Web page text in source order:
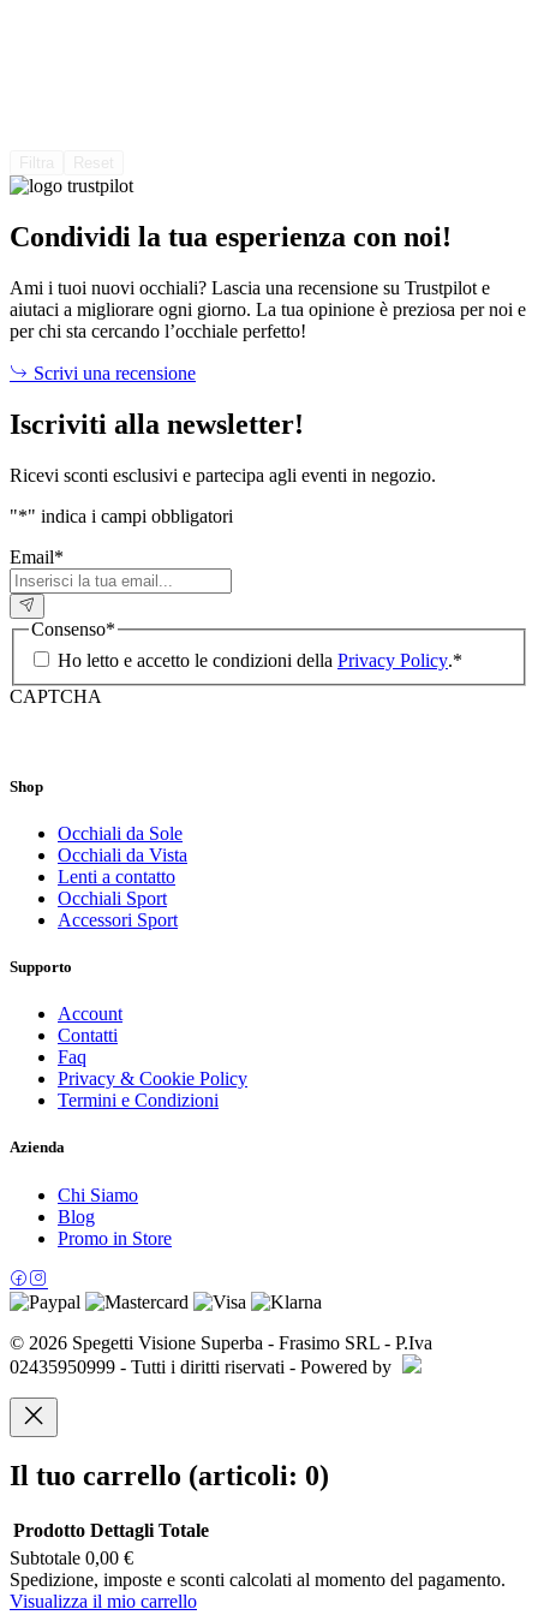
Condividi la tua esperienza con noi!
Ami i tuoi nuovi occhiali? Lascia una recensione su Trustpilot e
aiutaci a migliorare ogni giorno. La tua opinione è preziosa per noi e
per chi sta cercando l’occhiale perfetto!
Scrivi una recensione
Iscriviti alla newsletter!
Ricevi sconti esclusivi e partecipa agli eventi in negozio.
"*" indica i campi obbligatori
Email*
Consenso*
Ho letto e accetto le condizioni della Privacy Policy.*
CAPTCHA
Shop
Occhiali da Sole
Occhiali da Vista
Lenti a contatto
Occhiali Sport
Accessori Sport
Supporto
Account
Contatti
Faq
Privacy & Cookie Policy
Termini e Condizioni
Azienda
Chi Siamo
Blog
Promo in Store
© 2026 Spegetti Visione Superba - Frasimo SRL - P.Iva
02435950999 - Tutti i diritti riservati - Powered by
Il tuo carrello (articoli: 0)
Prodotti
Prodotto Dettagli Totale
Subtotale 0,00 €
Spedizione, imposte e sconti calcolati al momento del pagamento.
Visualizza il mio carrello